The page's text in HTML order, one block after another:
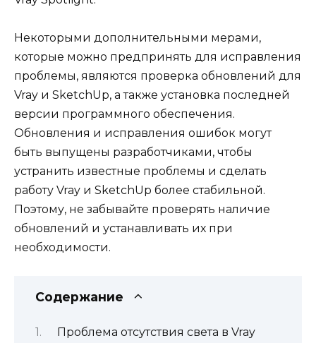
Некоторыми дополнительными мерами,
которые можно предпринять для исправления
проблемы, являются проверка обновлений для
Vray и SketchUp, а также установка последней
версии программного обеспечения.
Обновления и исправления ошибок могут
быть выпущены разработчиками, чтобы
устранить известные проблемы и сделать
работу Vray и SketchUp более стабильной.
Поэтому, не забывайте проверять наличие
обновлений и устанавливать их при
необходимости.
Содержание
Проблема отсутствия света в Vray